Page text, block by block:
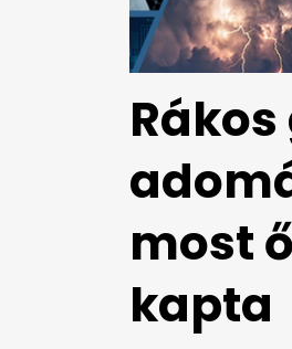
most
kapta